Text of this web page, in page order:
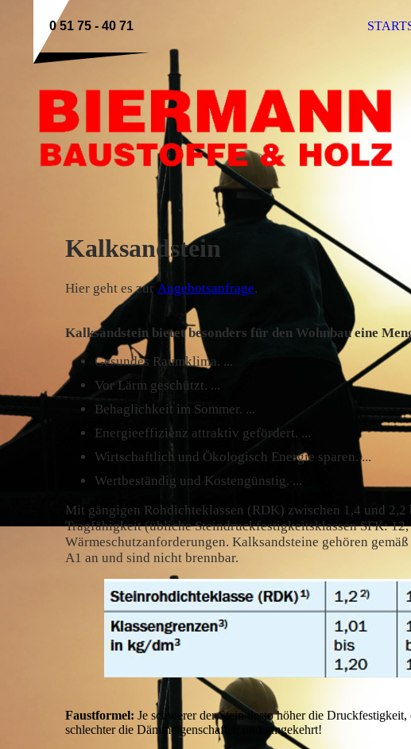
0 51 75 - 40 71
Kalksandstein
Hier geht es zur Angebotsanfrage.
Kalksandstein bietet besonders für den Wohnbau eine
Gesundes Raumklima. ...
Vor Lärm geschützt. ...
Behaglichkeit im Sommer. ...
Energieeffizienz attraktiv gefördert. ...
Wirtschaftlich und Ökologisch Energie sparen. ...
Wertbeständig und Kostengünstig. ...
Mit gängigen Rohdichteklassen (RDK) zwischen 1,4 und
Tragfähigkeit (übliche Steindruckfestigkeitsklassen SFK:
Wärmeschutzanforderungen. Kalksandsteine gehören
A1 an und sind nicht brennbar.
Faustformel: Je schwerer der Stein desto höher die
schlechter die Dämmeigenschaften und umgekehrt!